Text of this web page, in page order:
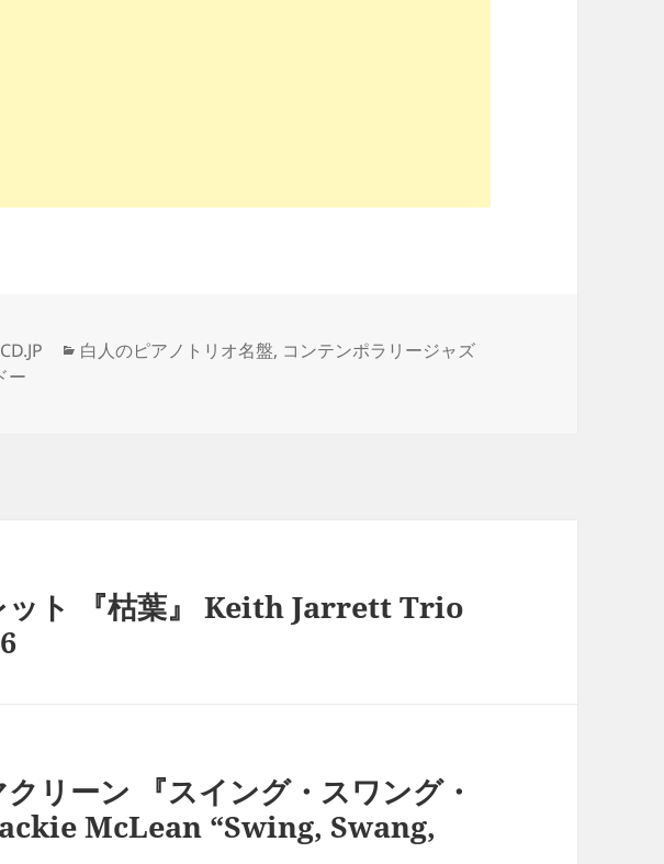
カ
白人のピアノトリオ名盤, コンテンポラリージャズ
ー
ット 『枯葉』 Keith Jarrett Trio
リーン 『スイング・スワング・
McLean “Swing, Swang,